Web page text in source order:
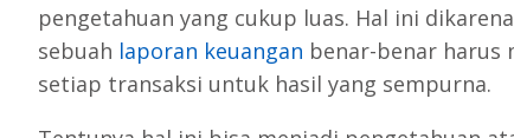
pengetahuan yang cukup luas. Hal ini
sebuah laporan keuangan benar-benar harus
setiap transaksi untuk hasil yang sempurna.